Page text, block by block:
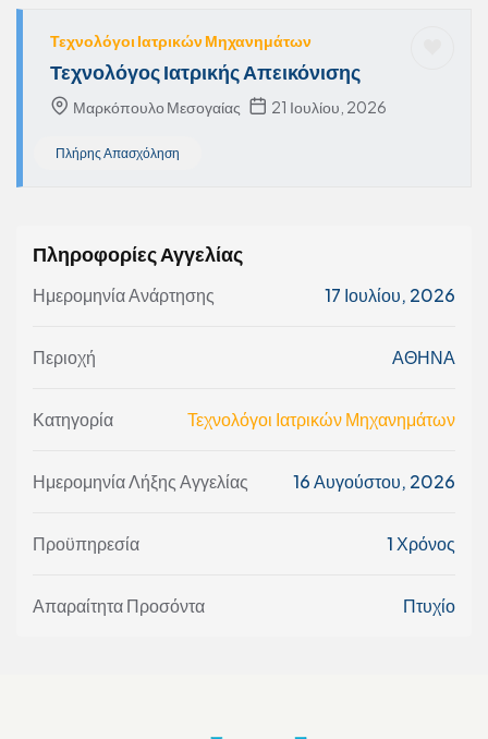
Τεχνολόγοι Ιατρικών Μηχανημάτων
Τεχνολόγος Ιατρικής Απεικόνισης
Μαρκόπουλο Μεσογαίας 21 Ιουλίου, 2026
Πλήρης Απασχόληση
Πληροφορίες Αγγελίας
Ημερομηνία Ανάρτησης 17 Ιουλίου, 2026
Περιοχή ΑΘΗΝΑ
Κατηγορία Τεχνολόγοι Ιατρικών Μηχανημάτων
Ημερομηνία Λήξης Αγγελίας 16 Αυγούστου, 2026
Προϋπηρεσία 1 Χρόνος
Απαραίτητα Προσόντα Πτυχίο